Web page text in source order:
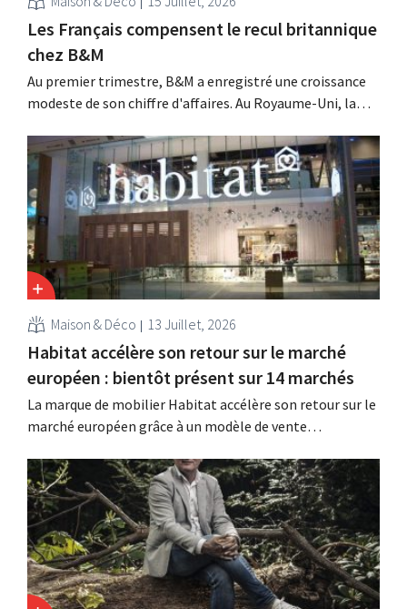
Les Français compensent le recul britannique
chez B&M
Au premier trimestre, B&M a enregistré une croissance
modeste de son chiffre d'affaires. Au Royaume-Uni, la
lentement, mais la croissance en France et les meilleurs
résultats de Heron Foods ont compensé cette baisse.
Maison & Déco 13 Juillet, 2026
Habitat accélère son retour sur le marché
européen : bientôt présent sur 14 marchés
La marque de mobilier Habitat accélère son retour sur le
marché européen grâce à un modèle de vente
Vente-unique, la marque renoue avec la croissance et
entend s'implanter dans quatorze pays européens.